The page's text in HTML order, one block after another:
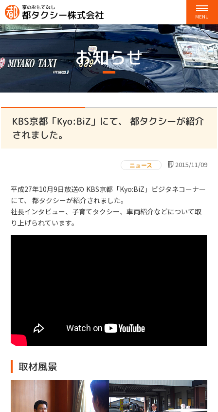
お知らせ
KBS京都「Kyo:BiZ」にて、 都タクシーが紹介
されました。
ニュース 2015/11/09
平成27年10月9日放送の KBS京都「Kyo:BiZ」ビジタネコーナー
にて、 都タクシーが紹介されました。
社長インタビュー、子育てタクシー、車両紹介などについて取
り上げられています。
取材風景